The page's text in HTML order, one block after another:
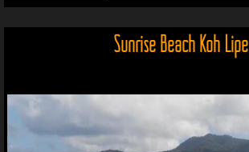
Sunrise Beach Koh Lipe